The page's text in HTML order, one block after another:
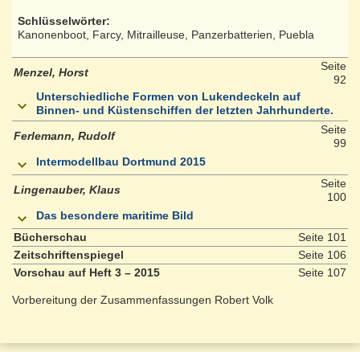
Schlüsselwörter:
Kanonenboot, Farcy, Mitrailleuse, Panzerbatterien, Puebla
Menzel, Horst
Seite
92
Unterschiedliche Formen von Lukendeckeln auf
Binnen- und Küstenschiffen der letzten Jahrhunderte.
Ferlemann, Rudolf
Seite
99
Intermodellbau Dortmund 2015
Lingenauber, Klaus
Seite
100
Das besondere maritime Bild
Bücherschau
Seite 101
Zeitschriftenspiegel
Seite 106
Vorschau auf Heft 3 – 2015
Seite 107
Vorbereitung der Zusammenfassungen Robert Volk